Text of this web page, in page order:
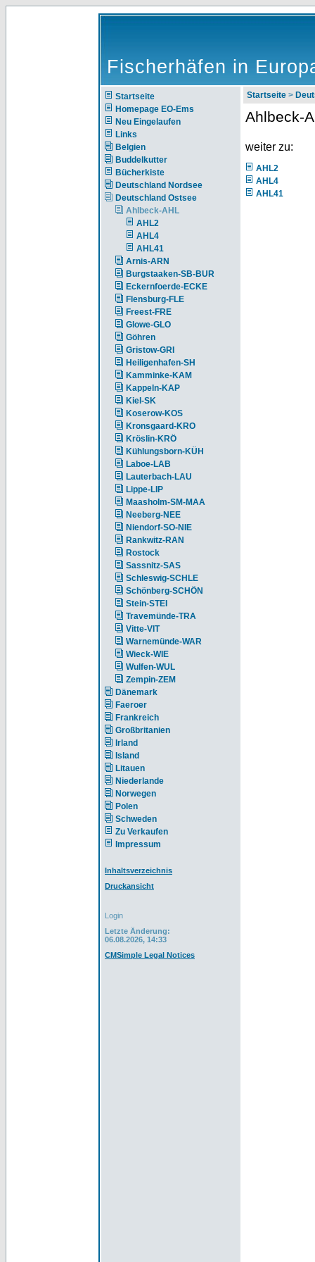
Fischerhäfen in
Startseite
Homepage EO-Ems
Neu Eingelaufen
Links
Belgien
Buddelkutter
Bücherkiste
Deutschland Nordsee
Deutschland Ostsee
Ahlbeck-AHL
AHL2
AHL4
AHL41
Arnis-ARN
Burgstaaken-SB-BUR
Eckernfoerde-ECKE
Flensburg-FLE
Freest-FRE
Glowe-GLO
Göhren
Gristow-GRI
Heiligenhafen-SH
Kamminke-KAM
Kappeln-KAP
Kiel-SK
Koserow-KOS
Kronsgaard-KRO
Kröslin-KRÖ
Kühlungsborn-KÜH
Laboe-LAB
Lauterbach-LAU
Lippe-LIP
Maasholm-SM-MAA
Neeberg-NEE
Niendorf-SO-NIE
Rankwitz-RAN
Rostock
Sassnitz-SAS
Schleswig-SCHLE
Schönberg-SCHÖN
Stein-STEI
Travemünde-TRA
Vitte-VIT
Warnemünde-WAR
Wieck-WIE
Wulfen-WUL
Zempin-ZEM
Dänemark
Faeroer
Frankreich
Großbritanien
Irland
Island
Litauen
Niederlande
Norwegen
Polen
Schweden
Zu Verkaufen
Impressum
Inhaltsverzeichnis
Druckansicht
Login
Letzte Änderung:
06.08.2026, 14:33
CMSimple Legal Notices
Startseite >
Ahlbeck-
weiter zu:
AHL2
AHL4
AHL41